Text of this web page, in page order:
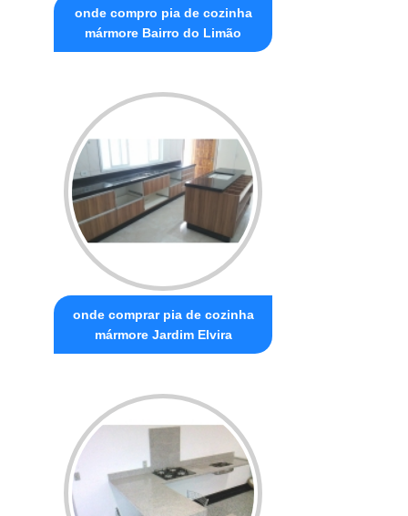
onde compro pia de cozinha
mármore Bairro do Limão
onde comprar pia de cozinha
mármore Jardim Elvira